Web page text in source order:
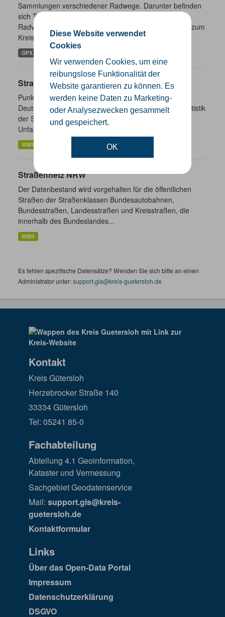
Diese Website verwendet
Cookies
Wir verwenden Cookies, um eine
reibungslose Funktionalität der
Website garantieren zu können. Es
werden keine Daten zu Marketing-
oder Analysezwecken gesammelt
und gespeichert.
OK
Sammlungen verschiedener Radwege. Darunter befinden
sich Themenrouten, Radrundwege, aber auch das
Radverkehrsnetz NRW sowie Fernradwege mit Bezug zum
Kreis Gütersloh.
GPX
Straßenverkehrsunfälle
Punktgenaue Daten zu Straßenverkehrsunfällen in
Deutschland. Es handelt sich um Angaben aus der Statistik
der Straßenverkehrsunfälle. Diese basiert auf den
Unfallmeldungen der...
WMS
Straßennetz NRW
Der Datenbestand wird vorgehalten für die öffentlichen
Straßen der Straßenklassen Bundesautobahnen,
Bundesstraßen, Landesstraßen und Kreisstraßen, die
innerhalb des Bundeslandes...
WMS
Es fehlen spezifische Datensätze? Wenden Sie sich bitte an einen
Administrator unter:support.gis@kreis-guetersloh.de
Kontakt
Kreis Gütersloh
Herzebrocker Straße 140
33334 Gütersloh
Tel: 05241 85-0
Fachabteilung
Abteilung 4.1 Geoinformation,
Kataster und Vermessung
Sachgebiet Geodatenservice
Mail: support.gis@kreis-
guetersloh.de
Kontaktformular
Links
Über das Open-Data Portal
Impressum
Datenschutzerklärung
DSGVO